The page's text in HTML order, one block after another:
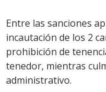
Entre las sanciones
incautación de los 2
prohibición de
tenedor, mientras
administrativo.